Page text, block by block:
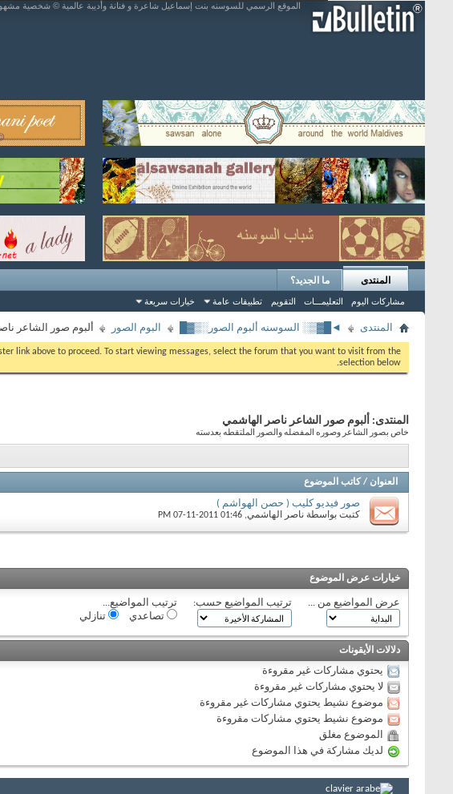
الموقع الرسمي للسوسنه بنت إسماعيل شاعرة و فنانة وأديبة عالمية © شخصية
المنتدى
مشاركات اليوم التعليمـــات التقويم تطبيقات عامة خيارات سريعة
ما الجديد؟
المنتدى ◄█▓▒░ السوسنه ألبوم الصور░▒▓█ البوم الصور ألبوم صور الشاعر
link above to proceed. To start viewing messages, select the forum that you want to visit from the
selection below.
المنتدى: ألبوم صور الشاعر ناصر الهاشمي
خاص بصور الشاعر وصوره المفضله والصور الملتقطه بعدسته
العنوان / كاتب الموضوع
صور فيديو كليب ( حصن الهواشم )
كتبت بواسطة ناصر الهاشمي‏, 07-11-2011 01:46 PM
خيارات عرض الموضوع
عرض المواضيع من ... ترتيب المواضيع حسب:
ترتيب المواضيع...
تصاعدي
تنازلي
دلالات الأيقونات
يحتوي مشاركات غير مقروءة
لا يحتوي مشاركات غير مقروءة
موضوع نشيط يحتوي مشاركات غير مقروءة
موضوع نشيط يحتوي مشاركات مقروءة
الموضوع مغلق
لديك مشاركة في هذا الموضوع